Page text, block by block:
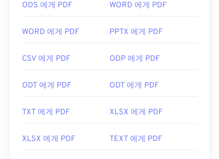
유용한 링크:
도 있지만, 온라인에서 PDF 링크를 클릭하면 자동으
기능을 원하신다면
SumatraPDF 나MuPDF를
개발자: ISO
유용한 링크:
https://en.wikipedia.org/wiki/휴대용_문서_포맷
adobe/about-adobe-pdf.html
ODS 에게 PDF WORD 에게 PDF
WORD 에게 PDF PPTX 에게 PDF
CSV 에게 PDF ODP 에게 PDF
ODT 에게 PDF ODT 에게 PDF
TXT 에게 PDF XLSX 에게 PDF
XLSX 에게 PDF TEXT 에게 PDF